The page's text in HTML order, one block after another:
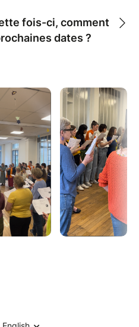
fois-ci, comment
dates ?